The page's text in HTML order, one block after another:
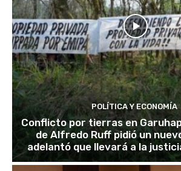
POLÍTICA Y ECONOMÍA
Conflicto por tierras en
de Alfredo Ruff pidió un
adelantó que llevará a la